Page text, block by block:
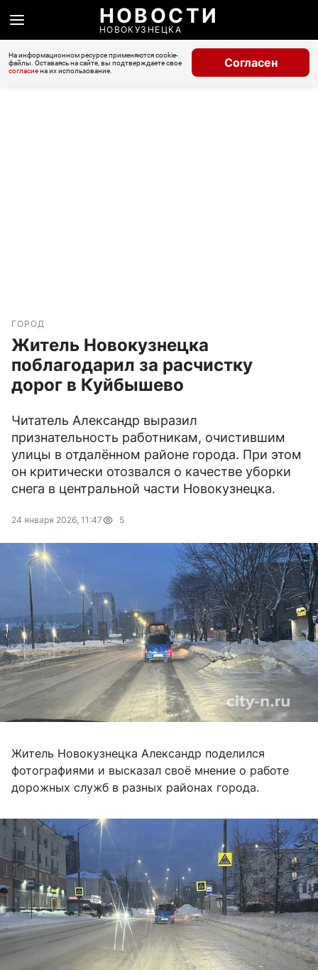
НОВОСТИ
НОВОКУЗНЕЦКА
На информационном ресурсе применяются cookie-
файлы. Оставаясь на сайте, вы подтверждаете свое
согласиена их использование.
Согласен
ГОРОД
Житель Новокузнецка
поблагодарил за расчистку
дорог в Куйбышево
Читатель Александр выразил
признательность работникам, очистившим
улицы в отдалённом районе города. При этом
он критически отозвался о качестве уборки
снега в центральной части Новокузнецка.
24 января 2026, 11:47 5
Житель Новокузнецка Александр поделился
фотографиями и высказал своё мнение о работе
дорожных служб в разных районах города.